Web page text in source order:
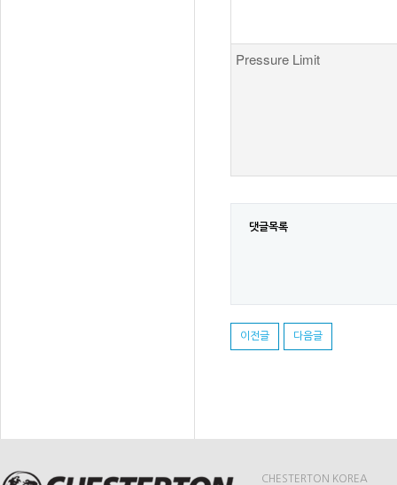
Pressure Limit
댓글목록
이전글 다음글
CHESTERTON KOREA